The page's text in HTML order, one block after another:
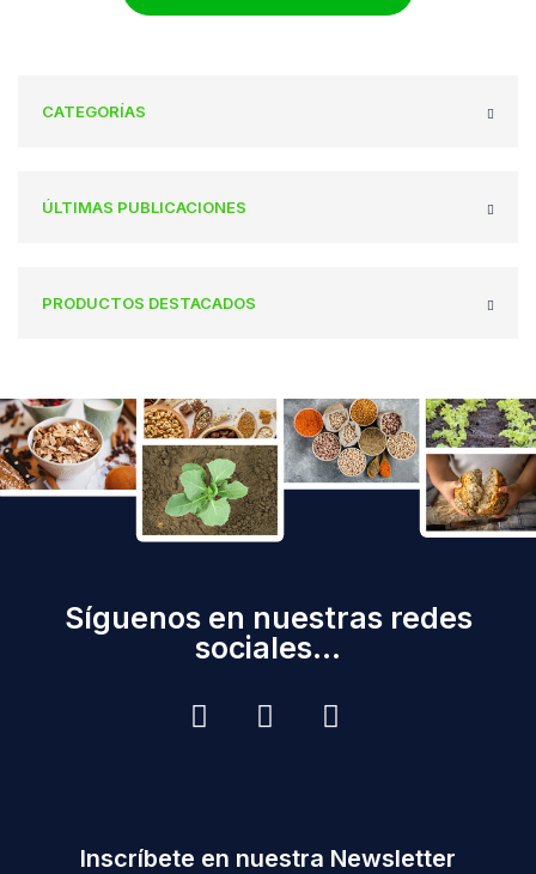
CATEGORÍAS
ÚLTIMAS PUBLICACIONES
PRODUCTOS DESTACADOS
Síguenos en nuestras redes
sociales...
Inscríbete en nuestra Newsletter